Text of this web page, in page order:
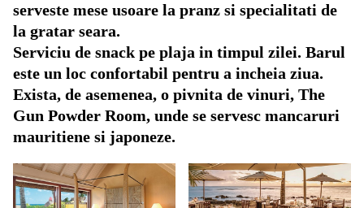
serveste mese usoare la pranz si specialitati de
la gratar seara.
Serviciu de snack pe plaja in timpul zilei. Barul
este un loc confortabil pentru a incheia ziua.
Exista, de asemenea, o pivnita de vinuri, The
Gun Powder Room, unde se servesc mancaruri
mauritiene si japoneze.